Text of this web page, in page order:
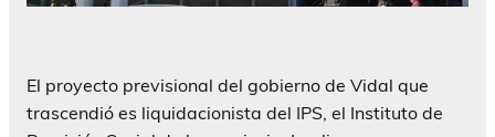
El proyecto previsional del gobierno de Vidal que
trascendió es liquidacionista del IPS, el Instituto de